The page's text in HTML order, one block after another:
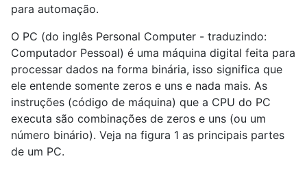
para automação.
O PC (do inglês Personal Computer - traduzindo:
Computador Pessoal) é uma máquina digital feita para
processar dados na forma binária, isso significa que
ele entende somente zeros e uns e nada mais. As
instruções (código de máquina) que a CPU do PC
executa são combinações de zeros e uns (ou um
número binário). Veja na figura 1 as principais partes
de um PC.